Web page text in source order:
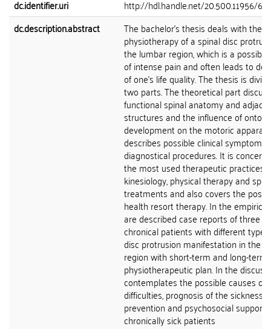
dc.identifier.uri
http://hdl.handle.net/20.500.11956/
dc.description.abstract
The bachelor's thesis deals with the
physiotherapy of a spinal disc
the lumbar region, which is a
of intense pain and often leads to
of one's life quality. The thesis is
two parts. The theoretical part
functional spinal anatomy and
structures and the influence of
development on the motoric
describes possible clinical symptoms
diagnostical procedures. It is
the most used therapeutic practices
kinesiology, physical therapy and
treatments and also covers the
health resort therapy. In the
are described case reports of three
chronical patients with different
disc protrusion manifestation in the
region with short-term and long-term
physiotherapeutic plan. In the
contemplates the possible causes of
difficulties, prognosis of the sickness,
prevention and psychosocial support
chronically sick patients